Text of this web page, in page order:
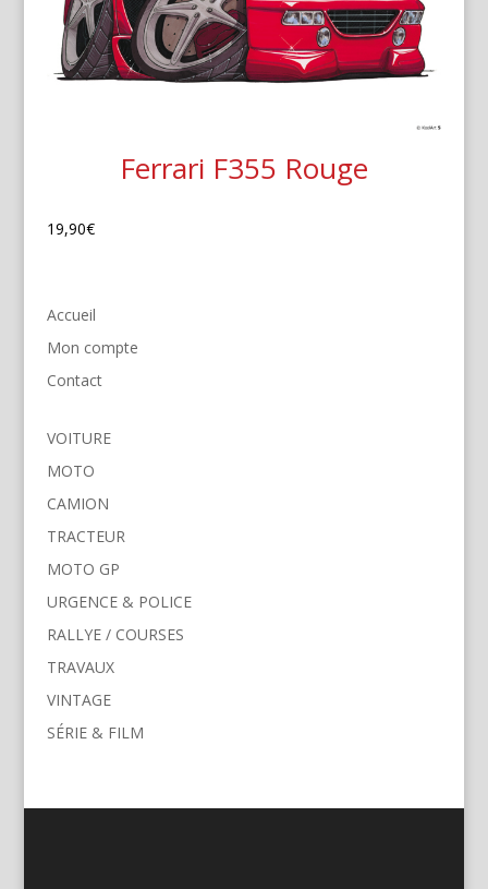
Ferrari F355 Rouge
19,90€
Accueil
Mon compte
Contact
VOITURE
MOTO
CAMION
TRACTEUR
MOTO GP
URGENCE & POLICE
RALLYE / COURSES
TRAVAUX
VINTAGE
SÉRIE & FILM